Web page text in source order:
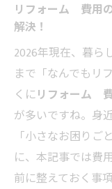
リフォーム 費用
解決！
2026年現在、暮ら
まで「なんでもリ
くにリフォーム
が多いですね。身
「小さなお困り
に、本記事では費
前に整えておく事